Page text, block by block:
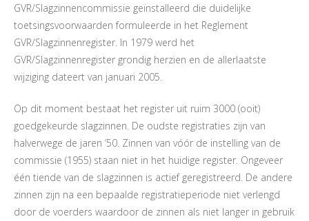
GVR/Slagzinnencommissie geïnstalleerd die duidelijke
toetsingsvoorwaarden formuleerde in het Reglement
GVR/Slagzinnenregister. In 1979 werd het
GVR/Slagzinnenregister grondig herzien en de allerlaatste
wijziging dateert van januari 2005.
Op dit moment bestaat het register uit ruim 3000 (ooit)
goedgekeurde slagzinnen. De oudste registraties zijn van
halverwege de jaren ’50. Zinnen van vóór de instelling van de
commissie (1955) staan niet in het huidige register. Ongeveer
één tiende van de slagzinnen is actief geregistreerd. De andere
zinnen zijn na een bepaalde registratieperiode niet verlengd
door de voerders waardoor de zinnen als niet langer in gebruik